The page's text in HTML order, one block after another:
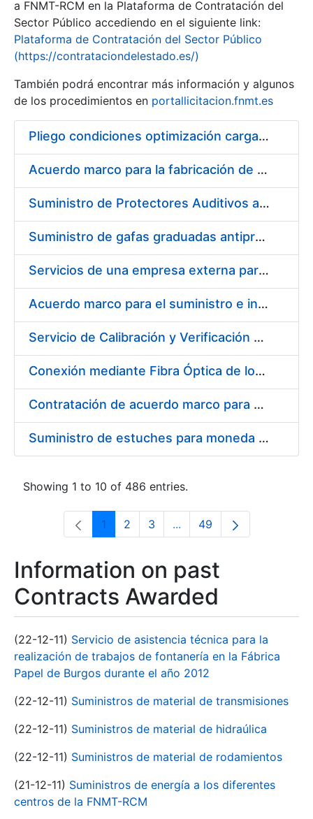
Show/Hide
a FNMT-RCM en la Plataforma de Contratación del
Sector Público accediendo en el siguiente link:
Plataforma de Contratación del Sector Público
(https://contrataciondelestado.es/)
También podrá encontrar más información y algunos
de los procedimientos en portallicitacion.fnmt.es
Pliego condiciones optimización cargas compras firmado
Acuerdo marco para la fabricación de piezas
Suministro de Protectores Auditivos a medida para las personas trabajadoras de los Centros de Trabajo de Madrid y Burgos
Suministro de gafas graduadas antiproyecciones para los trabajadores de la FNMT-RCM en los centros de trabajo de Madrid y Burgos
Servicios de una empresa externa para el asesoramiento y resolución de los recursos de alzada que se presentan relacionados con procesos de selección para la FNMT-RCM
Acuerdo marco para el suministro e instalación de persianas, estores y otros complementos
Servicio de Calibración y Verificación Externa de los Equipos de Medición del Servicio de Prevención de la FNMT-RCM
Conexión mediante Fibra Óptica de los Centros de Proceso de Datos (CPDs) de las sedes de la FNMT-RCM de Burgos y Madrid
Contratación de acuerdo marco para el Suministro de Material de Electricidad para la Fábrica Nacional de Moneda y Timbre-Real Casa de la Moneda en su centro de trabajo de Burgos
Suministro de estuches para moneda de 30 €
Showing 1 to 10 of 486 entries.
Page
1 Page
2 Page
3 ...Intermediate Pages Use
Page
49
Information on past
Contracts Awarded
(22-12-11) Servicio de asistencia técnica para la
realización de trabajos de fontanería en la Fábrica
Papel de Burgos durante el año 2012
(22-12-11) Suministros de material de transmisiones
(22-12-11) Suministros de material de hidraúlica
(22-12-11) Suministros de material de rodamientos
(21-12-11) Suministros de energía a los diferentes
centros de la FNMT-RCM